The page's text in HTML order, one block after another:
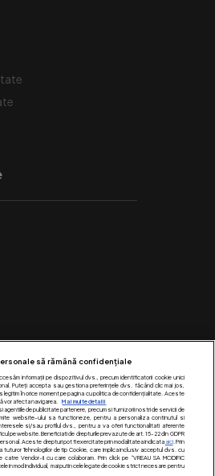
ne pe:
să rămână confidențiale
informații pe dispozitivul dvs., precum identificatorii cookie unici
Puteți accepta sau gestiona preferințele dvs. făcând clic mai jos,
în orice moment pe pagina cu politica de confidențialitate. Aceste
vor afecta navigarea.
Mai multe detalii
agentiile de publicitate partenere, precum si furnizorii nostri de servicii de
website-ului sa functioneze, pentru a personaliza continutul si
si/sau profilul dvs., pentru a va oferi functionalitati aferente
pe website. Beneficiati de drepturile prevazute de art. 15-22 din GDPR
Aceste drepturi pot fi exercitate prin modalitatea indicataaici. Prin
tuturor Tehnologiilor de tip Cookie, care implica inclusiv acceptul dvs. cu
Vendor-ii cu care colaboram. Prin click pe “VREAU SA MODIFIC
in mod individual, mai putin cele legate de cookie strict necesare pentru